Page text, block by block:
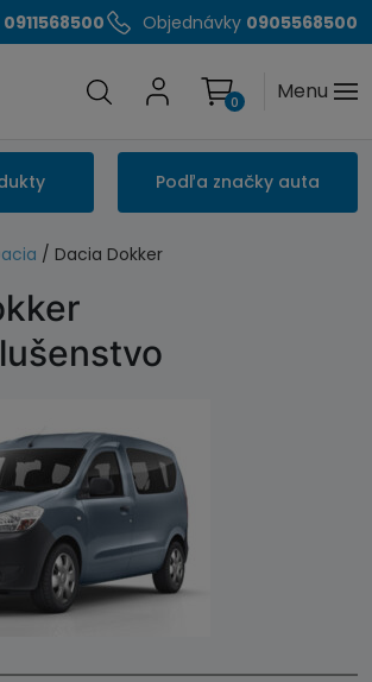
0911568500 Objednávky 0905568500
Menu
0
Podľa značky auta
/ Dacia Dokker